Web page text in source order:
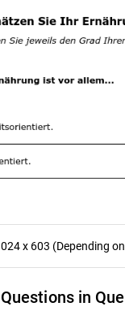
x 603 (Depending
in